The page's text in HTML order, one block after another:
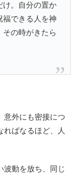
け。自分の置か
福できる人を神
の時がきたら
意外にも密接につ
ればなるほど、人
波動を放ち、同じ